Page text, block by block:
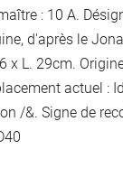
: 10 A.
d'après le
x L. 29cm.
actuel :
/&. Signe de